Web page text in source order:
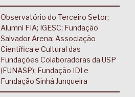
Observatório do Terceiro Setor;
Alumni FIA; IGESC; Fundação
Salvador Arena; Associação
Científica e Cultural das
Fundações Colaboradoras da USP
(FUNASP); Fundação IDI e
Fundação Sinhá Junqueira